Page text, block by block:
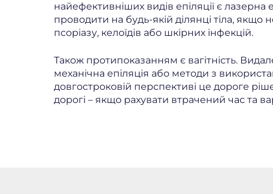
найефективніших видів епіляції є
проводити на будь-якій ділянці тіла,
псоріазу, келоїдів або шкірних інфекцій.
Також протипоказанням є вагітність.
механічна епіляція або методи з
довгостроковій перспективі це дороге
дорогі – якщо рахувати втрачений час та